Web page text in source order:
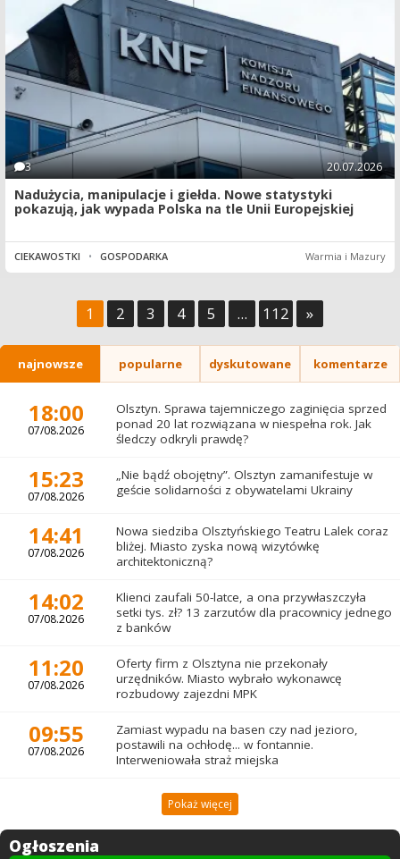
3 20.07.2026
Nadużycia, manipulacje i giełda. Nowe statystyki
pokazują, jak wypada Polska na tle Unii Europejskiej
CIEKAWOSTKI • GOSPODARKA Warmia i Mazury
1 2 3 4 5 ... 112 »
najnowsze popularne dyskutowane komentarze
18:00
07/08.2026
Olsztyn. Sprawa tajemniczego zaginięcia sprzed
ponad 20 lat rozwiązana w niespełna rok. Jak
śledczy odkryli prawdę?
15:23
07/08.2026
„Nie bądź obojętny”. Olsztyn zamanifestuje w
geście solidarności z obywatelami Ukrainy
14:41
07/08.2026
Nowa siedziba Olsztyńskiego Teatru Lalek coraz
bliżej. Miasto zyska nową wizytówkę
architektoniczną?
14:02
07/08.2026
Klienci zaufali 50-latce, a ona przywłaszczyła
setki tys. zł? 13 zarzutów dla pracownicy jednego
z banków
11:20
07/08.2026
Oferty firm z Olsztyna nie przekonały
urzędników. Miasto wybrało wykonawcę
rozbudowy zajezdni MPK
09:55
07/08.2026
Zamiast wypadu na basen czy nad jezioro,
postawili na ochłodę... w fontannie.
Interweniowała straż miejska
Pokaż więcej
Ogłoszenia